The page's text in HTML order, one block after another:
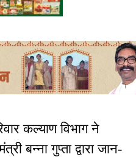
कल्याण विभाग ने
बन्ना गुप्ता द्वारा जान-